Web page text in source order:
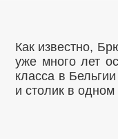
Как известно,
уже много лет
класса в
и столик в одном